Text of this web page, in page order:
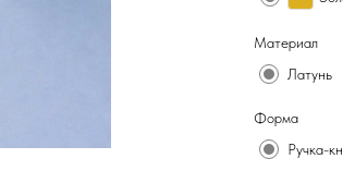
Материал
Латунь
Форма
Ручка-